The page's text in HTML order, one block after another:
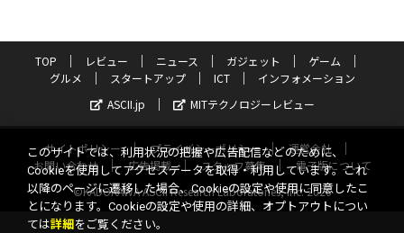
TOP レビュー ニュース ガジェット
ゲーム
グルメ
スタートアップ ICT
インフォメーション
ASCII.jp
MITテクノロジーレビュー
サイトポリシー プライバシーポリシー
運営会社
お問い合わせ
広告掲載 スタッフ募集
電子版について
©KADOKAWA ASCII Research Laboratories, Inc. 2026
このサイトでは、利用状況の把握や広告配信などのために、
Cookieを使用してアクセスデータを取得・利用しています。これ
以降のページに遷移した場合、Cookieの設定や使用に同意したこ
とになります。Cookieの設定や使用の詳細、オプトアウトについ
ては詳細 をご覧ください。